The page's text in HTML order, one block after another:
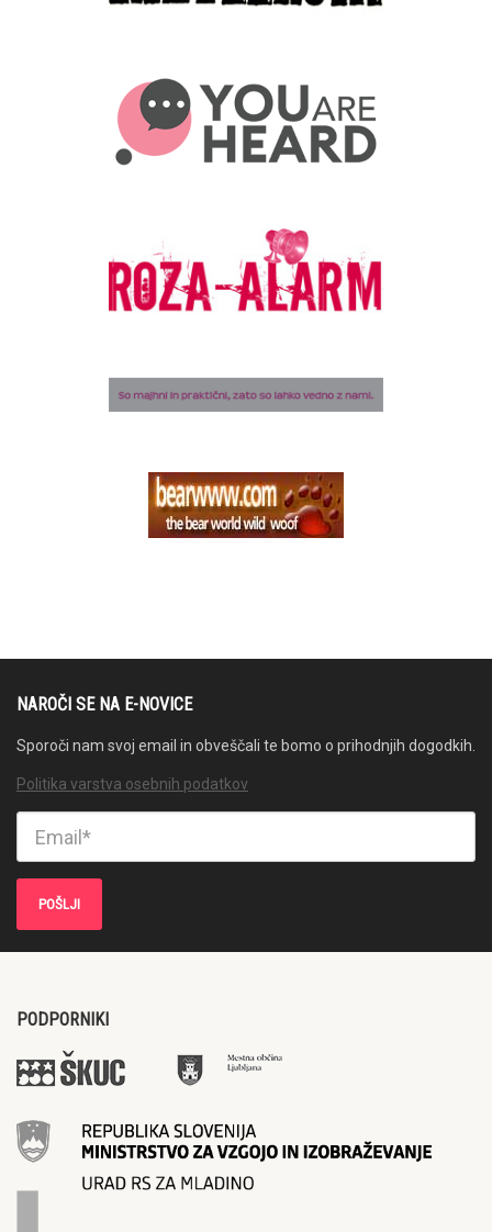
NAROČI SE NA E-NOVICE
Sporoči nam svoj email in obveščali te bomo o prihodnjih dogodkih.
Politika varstva osebnih podatkov
PODPORNIKI